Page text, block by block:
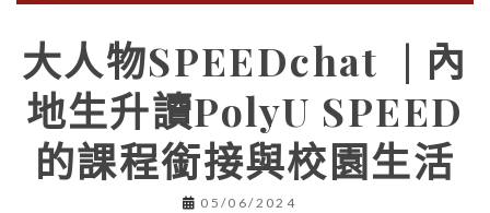
大人物SPEEDchat | 內
地生升讀PolyU SPEED
的課程銜接與校園生活
05/06/2024